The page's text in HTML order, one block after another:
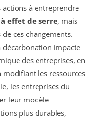
actions à entreprendre
à effet de serre, mais
ces changements.
décarbonation impacte
des entreprises, en
modifiant les ressources
les entreprises du
leur modèle
plus durables,